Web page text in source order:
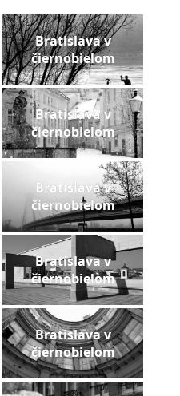
Bratislava v
čiernobielom
Bratislava v
čiernobielom
Bratislava v
čiernobielom
Bratislava v
čiernobielom
Bratislava v
čiernobielom